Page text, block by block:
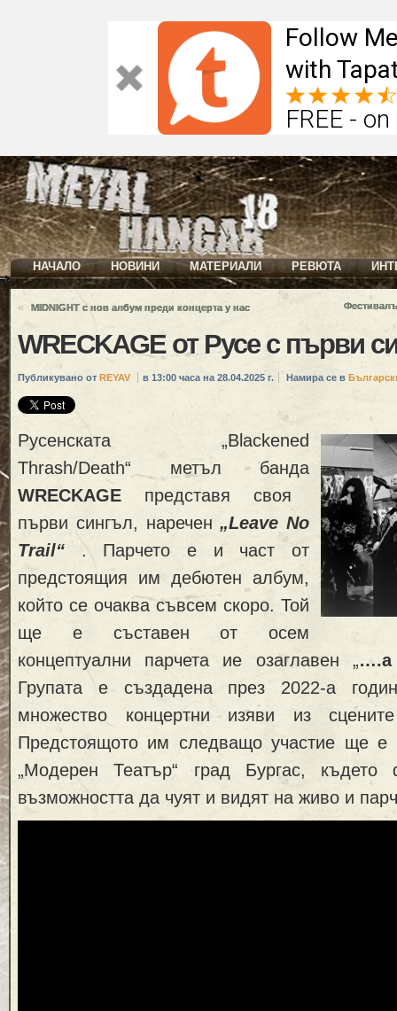
Follow
with
FREE -
НАЧАЛО НОВИНИ МАТЕРИАЛИ РЕВЮТА
« MIDNIGHT с нов албум преди концерта у нас
WRECKAGE от Русе с първи
Публикувано от REYAV в 13:00 часа на 28.04.2025 г. Намира се в
Русенската „Blackened
Thrash/Death“ метъл банда
WRECKAGE представя своя
първи сингъл, наречен„Leave No
Trail“ . Парчето е и част от
предстоящия им дебютен албум,
който се очаква съвсем скоро. Той
ще е съставен от осем
концептуални парчета ие озаглавен „….a
Групата е създадена през 2022-а
множество концертни изяви из
Предстоящото им следващо участие ще
„Модерен Театър“ град Бургас,
възможността да чуят и видят на живо и